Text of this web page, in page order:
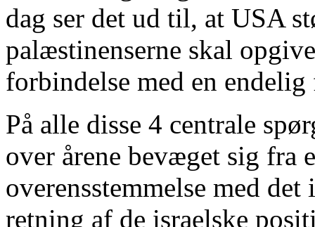
dag ser det ud til, at USA
palæstinenserne skal
forbindelse med en
På alle disse 4 centrale
over årene bevæget sig fra
overensstemmelse med
retning af de israelske